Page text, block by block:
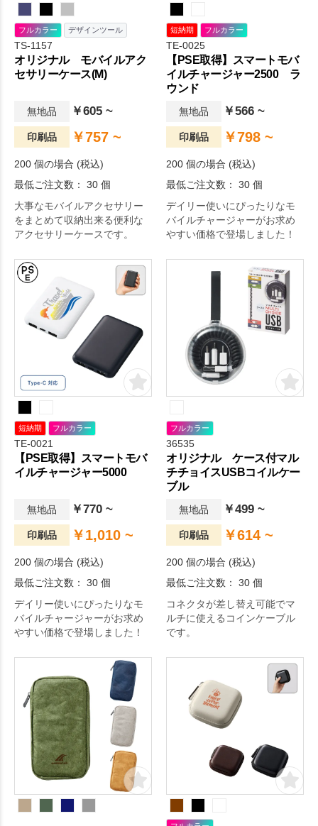
フルカラー デザインツール
TS-1157
オリジナル モバイルアク
セサリーケース(M)
無地品 ￥605 ~
印刷品 ￥757 ~
200 個の場合 (税込)
最低ご注文数： 30 個
大事なモバイルアクセサリー
をまとめて収納出来る便利な
アクセサリーケースです。
短納期 フルカラー
TE-0025
【PSE取得】スマートモバ
イルチャージャー2500 ラ
ウンド
無地品 ￥566 ~
印刷品 ￥798 ~
200 個の場合 (税込)
最低ご注文数： 30 個
デイリー使いにぴったりなモ
バイルチャージャーがお求め
やすい価格で登場しました！
短納期 フルカラー
TE-0021
【PSE取得】スマートモバ
イルチャージャー5000
無地品 ￥770 ~
印刷品 ￥1,010 ~
200 個の場合 (税込)
最低ご注文数： 30 個
デイリー使いにぴったりなモ
バイルチャージャーがお求め
やすい価格で登場しました！
フルカラー
36535
オリジナル ケース付マル
チチョイスUSBコイルケー
ブル
無地品 ￥499 ~
印刷品 ￥614 ~
200 個の場合 (税込)
最低ご注文数： 30 個
コネクタが差し替え可能でマ
ルチに使えるコインケーブル
です。